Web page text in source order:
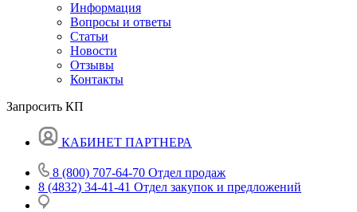
Информация
Вопросы и ответы
Статьи
Новости
Отзывы
Контакты
Запросить КП
КАБИНЕТ ПАРТНЕРА
8 (800) 707-64-70 Отдел продаж
8 (4832) 34-41-41 Отдел закупок и предложений